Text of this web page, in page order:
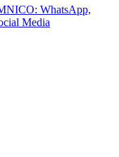
WhatsApp,
Media